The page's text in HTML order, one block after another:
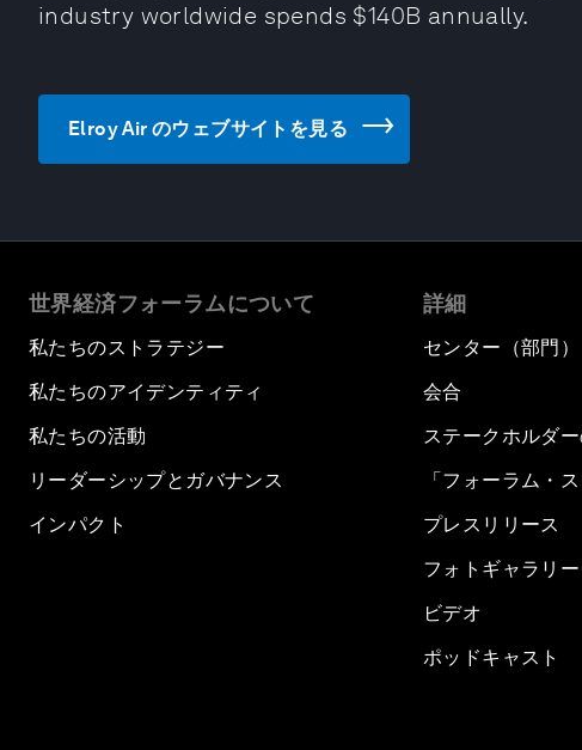
industry worldwide spends $140B annually.
Elroy Air のウェブサイトを見る
世界経済フォーラムについて
私たちのストラテジー
私たちのアイデンティティ
私たちの活動
リーダーシップとガバナンス
インパクト
詳細
センター（部門）
会合
ステークホルダ
「フォーラム・
プレスリリース
フォトギャラリー
ビデオ
ポッドキャスト